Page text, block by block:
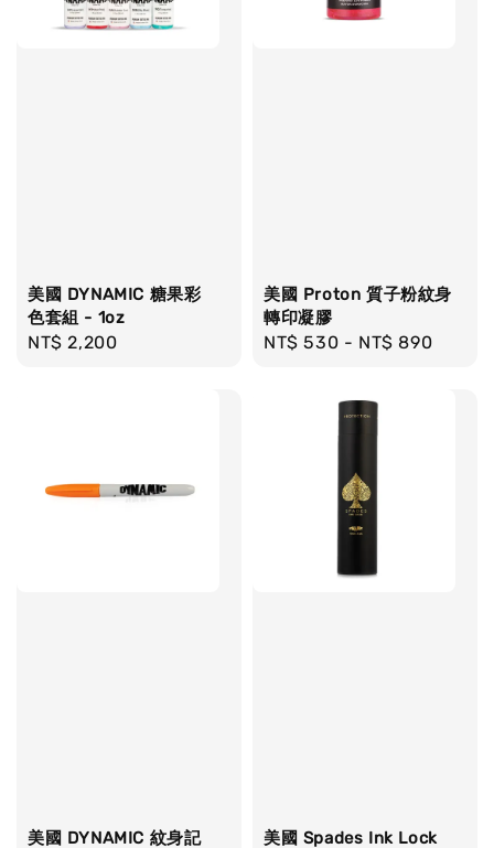
美國 DYNAMIC 糖果彩
色套組 - 1oz
Regular
NT$ 2,200
美國 Proton 質子粉紋身
轉印凝膠
Regular
NT$ 530 - NT$ 890
美國 DYNAMIC 紋身記
美國 Spades Ink Lock